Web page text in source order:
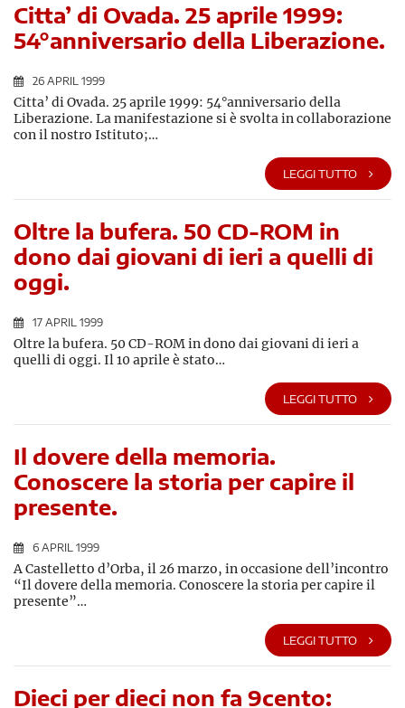
Citta’ di Ovada. 25 aprile 1999:
54°anniversario della Liberazione.
26 APRIL 1999
Citta’ di Ovada. 25 aprile 1999: 54°anniversario della
Liberazione. La manifestazione si è svolta in collaborazione
con il nostro Istituto;…
LEGGI TUTTO
Oltre la bufera. 50 CD-ROM in
dono dai giovani di ieri a quelli di
oggi.
17 APRIL 1999
Oltre la bufera. 50 CD-ROM in dono dai giovani di ieri a
quelli di oggi. Il 10 aprile è stato…
LEGGI TUTTO
Il dovere della memoria.
Conoscere la storia per capire il
presente.
6 APRIL 1999
A Castelletto d’Orba, il 26 marzo, in occasione dell’incontro
“Il dovere della memoria. Conoscere la storia per capire il
presente”…
LEGGI TUTTO
Dieci per dieci non fa 9cento: